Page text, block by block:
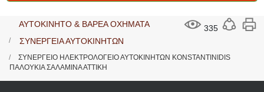
335
ΑΥΤΟΚΙΝΗΤΟ & ΒΑΡΕΑ ΟΧΗΜΑΤΑ
ΣΥΝΕΡΓΕΙΑ ΑΥΤΟΚΙΝΗΤΩΝ
ΣΥΝΕΡΓΕΙΟ ΗΛΕΚΤΡΟΛΟΓΕΙΟ ΑΥΤΟΚΙΝΗΤΩΝ KONSTANTINIDIS
ΠΑΛΟΥΚΙΑ ΣΑΛΑΜΙΝΑ ΑΤΤΙΚΗ